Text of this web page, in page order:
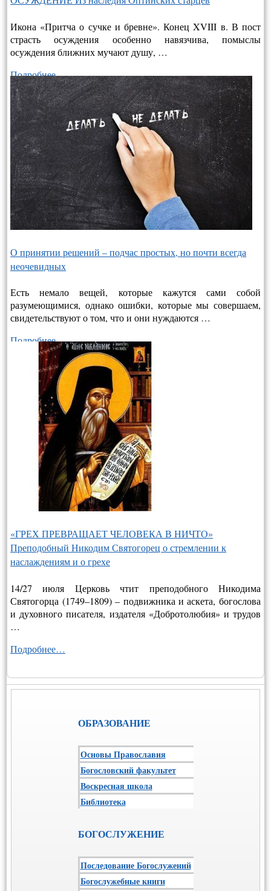
Икона «Притча о сучке и бревне». Конец XVIII в. В пост
страсть осуждения особенно навязчива, помыслы
осуждения ближних мучают душу, …
Подробнее…
О принятии решений – подчас простых, но почти всегда
неочевидных
Есть немало вещей, которые кажутся сами собой
разумеющимися, однако ошибки, которые мы совершаем,
свидетельствуют о том, что и они нуждаются …
Подробнее…
«ГРЕХ ПРЕВРАЩАЕТ ЧЕЛОВЕКА В НИЧТО»
Преподобный Никодим Святогорец о стремлении к
наслаждениям и о грехе
14/27 июля Церковь чтит преподобного Никодима
Святогорца (1749–1809) – подвижника и аскета, богослова
и духовного писателя, издателя «Добротолюбия» и трудов
…
Подробнее…
ОБРАЗОВАНИЕ
Основы Православия
Богословский факультет
Воскресная школа
Библиотека
БОГОСЛУЖЕНИЕ
Последование Богослужений
Богослужебные книги